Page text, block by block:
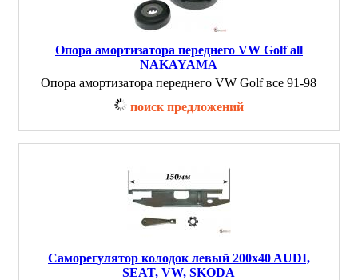
Опора амортизатора переднего VW Golf all
NAKAYAMA
Опора амортизатора переднего VW Golf все 91-98
поиск предложений
Саморегулятор колодок левый 200x40 AUDI,
SEAT, VW, SKODA